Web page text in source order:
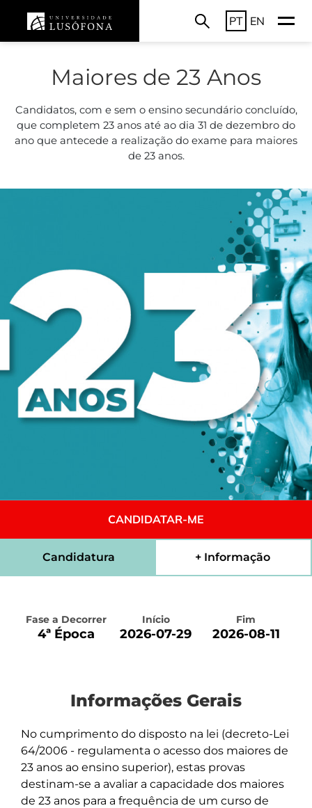
PT EN
Maiores de 23 Anos
Candidatos, com e sem o ensino secundário concluído,
que completem 23 anos até ao dia 31 de dezembro do
ano que antecede a realização do exame para maiores
de 23 anos.
CANDIDATAR-ME
Candidatura + Informação
Fase a Decorrer
4ª Época
Início
2026-07-29
Fim
2026-08-11
Informações Gerais
No cumprimento do disposto na lei (decreto-Lei
64/2006 - regulamenta o acesso dos maiores de
23 anos ao ensino superior), estas provas
destinam-se a avaliar a capacidade dos maiores
de 23 anos para a frequência de um curso de